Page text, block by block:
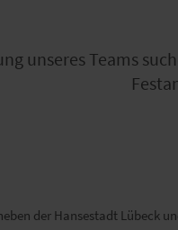
unseres Teams
der Hansestadt Lübeck